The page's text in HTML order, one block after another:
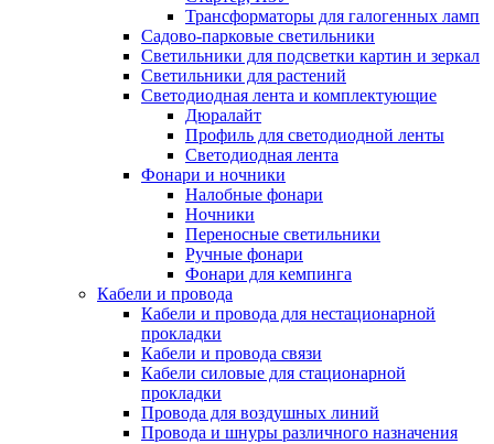
Трансформаторы для галогенных ламп
Садово-парковые светильники
Светильники для подсветки картин и зеркал
Светильники для растений
Светодиодная лента и комплектующие
Дюралайт
Профиль для светодиодной ленты
Светодиодная лента
Фонари и ночники
Налобные фонари
Ночники
Переносные светильники
Ручные фонари
Фонари для кемпинга
Кабели и провода
Кабели и провода для нестационарной
прокладки
Кабели и провода связи
Кабели силовые для стационарной
прокладки
Провода для воздушных линий
Провода и шнуры различного назначения